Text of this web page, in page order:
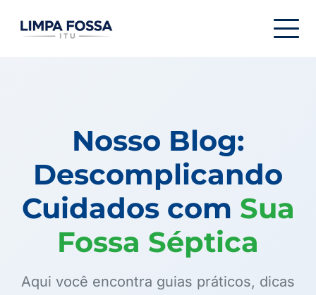
Nosso Blog:
Descomplicando
Cuidados com Sua
Fossa Séptica
Aqui você encontra guias práticos, dicas